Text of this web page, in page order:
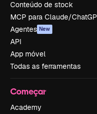
Conteúdo de stock
MCP para Claude/
Agentes New
API
App móvel
Todas as ferramentas
Começar
Academy